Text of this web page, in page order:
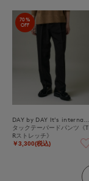
70%
OFF
タックテーパードパンツ《T
Rストレッチ》
￥3,300(税込)